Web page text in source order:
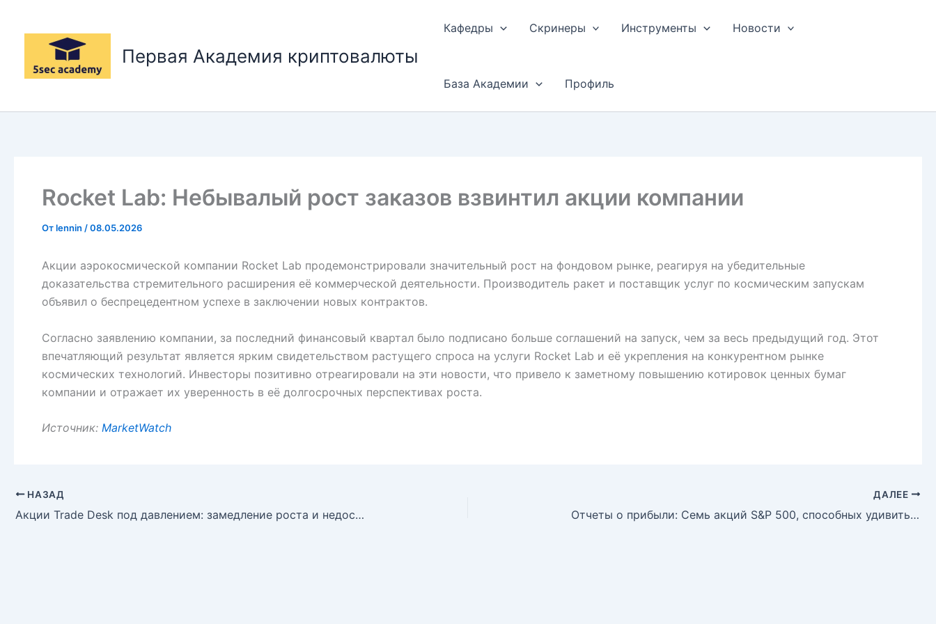
содержимому
Первая Академия криптовалюты
Кафедры Скринеры Инструменты Новости
База Академии Профиль
Rocket Lab: Небывалый рост заказов взвинтил акции компании
Отlennin /08.05.2026
Акции аэрокосмической компании Rocket Lab продемонстрировали значительный рост на фондовом рынке, реагируя на убедительные
доказательства стремительного расширения её коммерческой деятельности. Производитель ракет и поставщик услуг по космическим запускам
объявил о беспрецедентном успехе в заключении новых контрактов.
Согласно заявлению компании, за последний финансовый квартал было подписано больше соглашений на запуск, чем за весь предыдущий год. Этот
впечатляющий результат является ярким свидетельством растущего спроса на услуги Rocket Lab и её укрепления на конкурентном рынке
космических технологий. Инвесторы позитивно отреагировали на эти новости, что привело к заметному повышению котировок ценных бумаг
компании и отражает их уверенность в её долгосрочных перспективах роста.
Источник: MarketWatch
НАЗАД
Акции Trade Desk под давлением: замедление роста и недостигнутые прибыли вызвали тревогу инвесторов
ДАЛЕЕ
Отчеты о прибыли: Семь акций S&P 500, способных удивить рынок